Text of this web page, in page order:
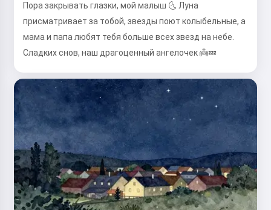
Пора закрывать глазки, мой малыш 🌜 Луна
присматривает за тобой, звезды поют колыбельные, а
мама и папа любят тебя больше всех звезд на небе.
Сладких снов, наш драгоценный ангелочек 👼💤